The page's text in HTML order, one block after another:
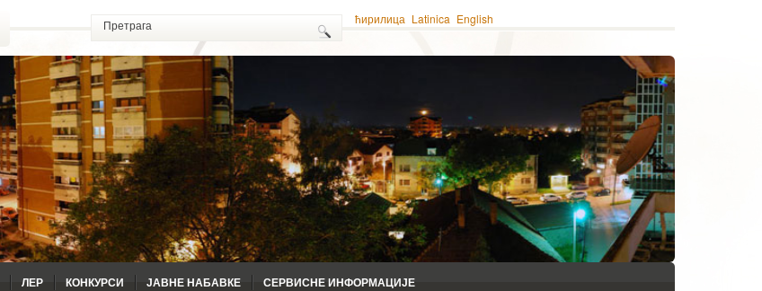
ћирилица Latinica English
ЛЕР КОНКУРСИ ЈАВНЕ НАБАВКЕ СЕРВИСНЕ ИНФОРМАЦИЈЕ